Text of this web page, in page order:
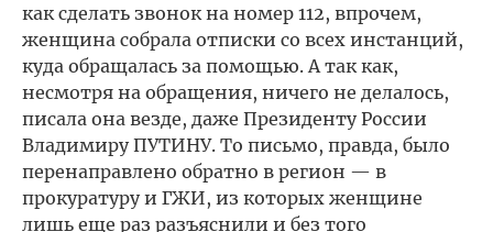
как сделать звонок на номер 112, впрочем,
женщина собрала отписки со всех инстанций,
куда обращалась за помощью. А так как,
несмотря на обращения, ничего не делалось,
писала она везде, даже Президенту России
Владимиру ПУТИНУ. То письмо, правда, было
перенаправлено обратно в регион — в
прокуратуру и ГЖИ, из которых женщине
лишь еще раз разъяснили и без того